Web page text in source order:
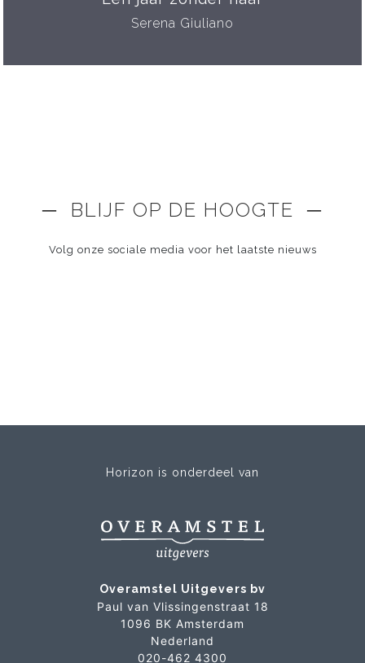
Serena Giuliano
─ BLIJF OP DE HOOGTE ─
Volg onze sociale media voor het laatste nieuws
Horizon is onderdeel van
Overamstel Uitgevers bv
Paul van Vlissingenstraat 18
1096 BK Amsterdam
Nederland
020-462 4300